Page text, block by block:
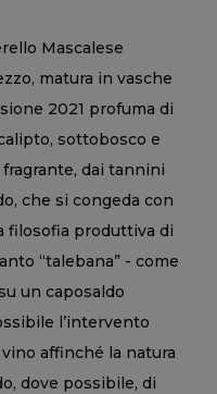
Mascalese
matura in vasche
2021 profuma di
sottobosco e
dai tannini
che si congeda con
filosofia produttiva di
“talebana” - come
un caposaldo
l’intervento
affinché la natura
dove possibile, di